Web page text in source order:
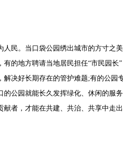
。当口袋公园绣出城市的方寸之美
的地方聘请当地居民担任“市民园
解决好长期存在的管护难题;有的公
的公园就能长久发挥绿化、休闲的服
者，才能在共建、共治、共享中走